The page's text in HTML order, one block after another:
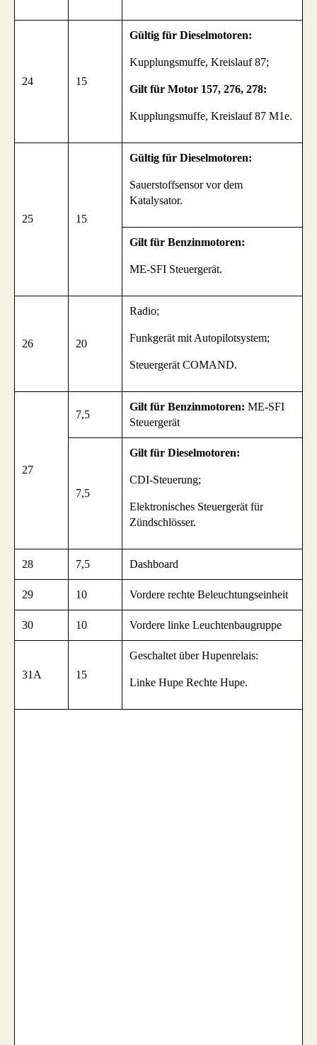
24 15
Gültig für Dieselmotoren:
Kupplungsmuffe, Kreislauf 87;
Gilt für Motor 157, 276, 278:
Kupplungsmuffe, Kreislauf 87 M1e.
25 15
Gültig für Dieselmotoren:
Sauerstoffsensor vor dem
Katalysator.
Gilt für Benzinmotoren:
ME-SFI Steuergerät.
26 20
Radio;
Funkgerät mit Autopilotsystem;
Steuergerät COMAND.
27
7,5
Gilt für Benzinmotoren: ME-SFI
Steuergerät
7,5
Gilt für Dieselmotoren:
CDI-Steuerung;
Elektronisches Steuergerät für
Zündschlösser.
28 7,5 Dashboard
29 10 Vordere rechte Beleuchtungseinheit
30 10 Vordere linke Leuchtenbaugruppe
31A 15
Geschaltet über Hupenrelais:
Linke Hupe Rechte Hupe.